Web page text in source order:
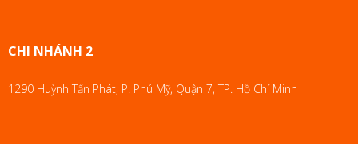
CHI NHÁNH 2
1290 Huỳnh Tấn Phát, P. Phú Mỹ, Quận 7, TP. Hồ Chí Minh